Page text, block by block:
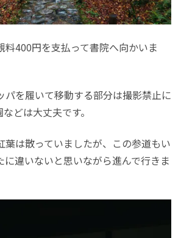
料400円を支払って書院へ向かいま
パを履いて移動する部分は撮影禁止に
どは大丈夫です。
葉は散っていましたが、この参道もい
に違いないと思いながら進んで行きま